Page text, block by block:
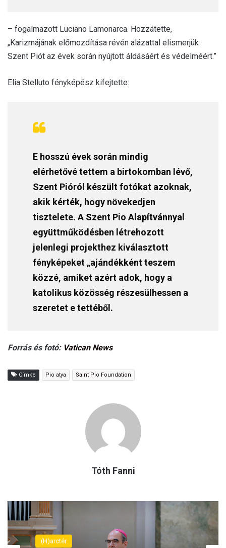
– fogalmazott Luciano Lamonarca. Hozzátette,
„Karizmájának előmozdítása révén alázattal elismerjük
Szent Piót az évek során nyújtott áldásáért és védelméért.”
Elia Stelluto fényképész kifejtette:
E hosszú évek során mindig
elérhetővé tettem a birtokomban lévő,
Szent Pióról készült fotókat azoknak,
akik kérték, hogy növekedjen
tisztelete. A Szent Pio Alapítvánnyal
együttműködésben létrehozott
jelenlegi projekthez kiválasztott
fényképeket „ajándékként teszem
közzé, amiket azért adok, hogy a
katolikus közösség részesülhessen a
szeretet e tettéből.
Forrás és fotó: Vatican News
Címke Pio atya Saint Pio Foundation
Tóth Fanni
Spiritusz